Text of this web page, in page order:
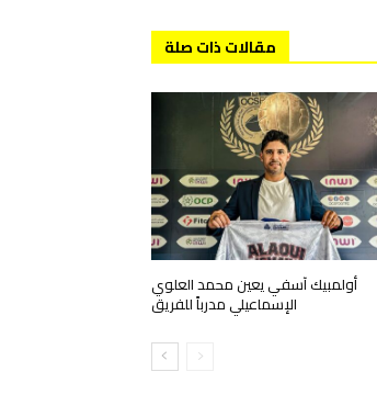
مقالات ذات صلة
أولمبيك آسفي يعين محمد العلوي
الإسماعيلي مدرباً للفريق